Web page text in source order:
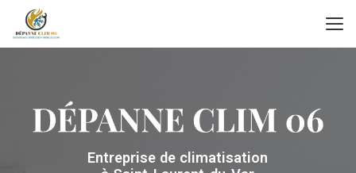
contenu
Entreprise de climatisation